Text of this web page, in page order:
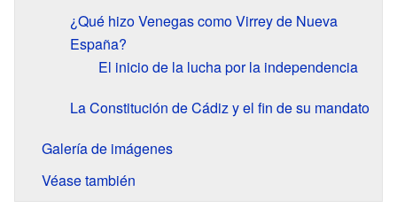
¿Qué hizo Venegas como Virrey de Nueva
España?
El inicio de la lucha por la independencia
La Constitución de Cádiz y el fin de su mandato
Galería de imágenes
Véase también